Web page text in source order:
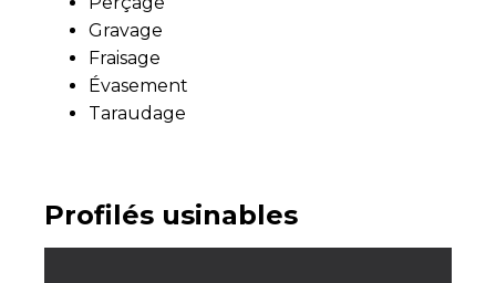
Gravage
Fraisage
Évasement
Taraudage
Profilés usinables